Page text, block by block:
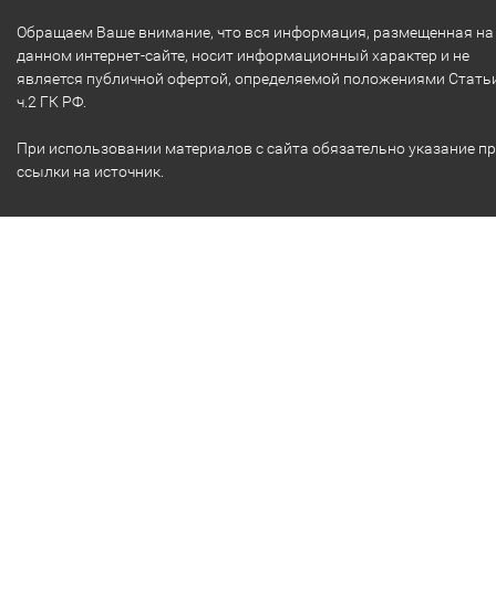
Обращаем Ваше внимание, что вся информация, размещенная на
данном интернет-сайте, носит информационный характер и не
является публичной офертой, определяемой положениями
ч.2 ГК РФ.
При использовании материалов с сайта обязательно указание
ссылки на источник.